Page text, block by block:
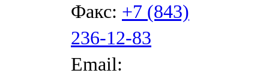
Факс: +7 (843)
236-12-83
Email: